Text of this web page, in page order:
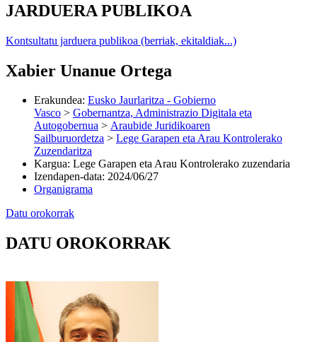
JARDUERA PUBLIKOA
Kontsultatu jarduera publikoa (berriak, ekitaldiak...)
Xabier Unanue Ortega
Erakundea: Eusko Jaurlaritza - Gobierno
Vasco > Gobernantza, Administrazio Digitala eta
Autogobernua > Araubide Juridikoaren
Sailburuordetza > Lege Garapen eta Arau Kontrolerako
Zuzendaritza
Kargua: Lege Garapen eta Arau Kontrolerako zuzendaria
Izendapen-data: 2024/06/27
Organigrama
Datu orokorrak
DATU OROKORRAK